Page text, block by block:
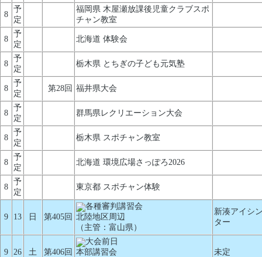
8
予
定
福岡県 木屋瀬放課後児童クラブスポ
チャン教室
8
予
定
北海道 体験会
8
予
定
栃木県 とちぎの子ども元気塾
8
予
定
第28回 福井県大会
8
予
定
群馬県レクリエーション大会
8
予
定
栃木県 スポチャン教室
8
予
定
北海道 環境広場さっぽろ2026
8
予
定
東京都 スポチャン体験
9 13 日 第405回
各種審判講習会
北陸地区周辺
（主管：富山県）
新湊アイシ
ター
9 26 土 第406回
大会前日
本部講習会
未定